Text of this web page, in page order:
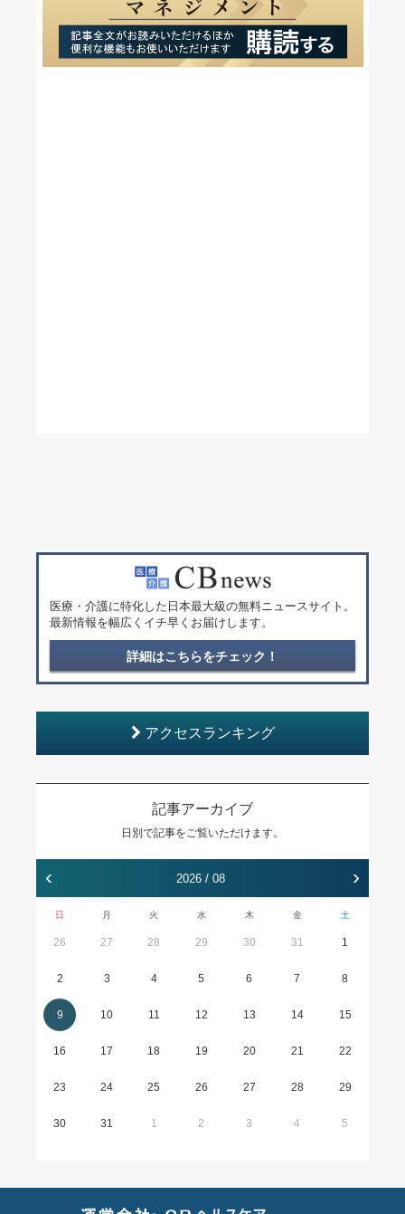
医療・介護に特化した日本最大級の無料ニュースサイト。
最新情報を幅広くイチ早くお届けします。
詳細はこちらをチェック！
アクセスランキング
記事アーカイブ
日別で記事をご覧いただけます。
‹ 2026 / 08 ›
日 月 火 水 木 金 土
26 27 28 29 30 31 1
2 3 4 5 6 7 8
9 10 11 12 13 14 15
16 17 18 19 20 21 22
23 24 25 26 27 28 29
30 31 1 2 3 4 5